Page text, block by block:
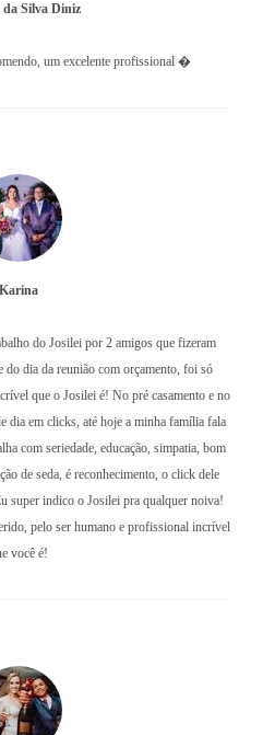
um excelente profissional �
da Silva Diniz
do Josilei por 2 amigos que fizeram
do dia da reunião com orçamento, foi só
que o Josilei é! No pré casamento e no
dia em clicks, até hoje a minha família fala
com seriedade, educação, simpatia, bom
de seda, é reconhecimento, o click dele
super indico o Josilei pra qualquer noiva!
pelo ser humano e profissional incrível
você é!
Karina